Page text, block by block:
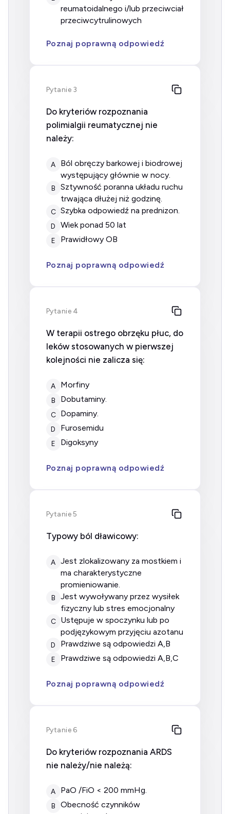
reumatoidalnego i/lub przeciwciał
przeciwcytrulinowych
Poznaj poprawną odpowiedź
Pytanie 3
Do kryteriów rozpoznania
polimialgii reumatycznej nie
należy:
A
ból obręczy barkowej i biodrowej
występujący głównie w nocy.
B
sztywność poranna układu ruchu
trwająca dłużej niż godzinę.
C szybka odpowiedź na prednizon.
D wiek ponad 50 lat
E prawidłowy OB
Poznaj poprawną odpowiedź
Pytanie 4
W terapii ostrego obrzęku płuc, do
leków stosowanych w pierwszej
kolejności nie zalicza się:
A morfiny
B dobutaminy.
C dopaminy.
D furosemidu
E digoksyny
Poznaj poprawną odpowiedź
Pytanie 5
Typowy ból dławicowy:
A
Jest zlokalizowany za mostkiem i
ma charakterystyczne
promieniowanie.
B
jest wywoływany przez wysiłek
fizyczny lub stres emocjonalny
C
ustępuje w spoczynku lub po
podjęzykowym przyjęciu azotanu
D prawdziwe są odpowiedzi A,B
E prawdziwe są odpowiedzi A,B,C
Poznaj poprawną odpowiedź
Pytanie 6
Do kryteriów rozpoznania ARDS
nie należy/nie należą:
A PaO /FiO < 200 mmHg.
B
Obecność czynników